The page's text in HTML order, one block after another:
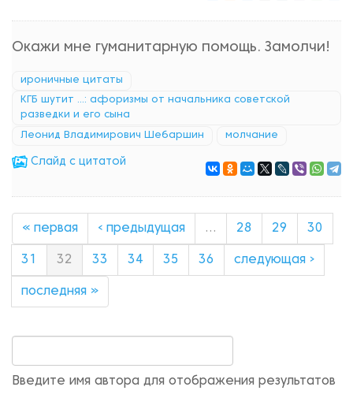
Окажи мне гуманитарную помощь. Замолчи!
ироничные цитаты
КГБ шутит ...: афоризмы от начальника советской
разведки и его сына
Леонид Владимирович Шебаршин молчание
Cлайд с цитатой
« первая ‹ предыдущая … 28 29 30
31 32 33 34 35 36 следующая ›
последняя »
Введите имя автора для отображения результатов